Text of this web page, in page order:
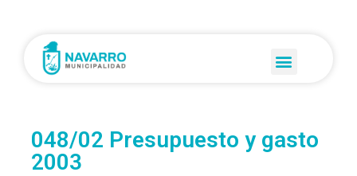
048/02 Presupuesto y gasto
2003